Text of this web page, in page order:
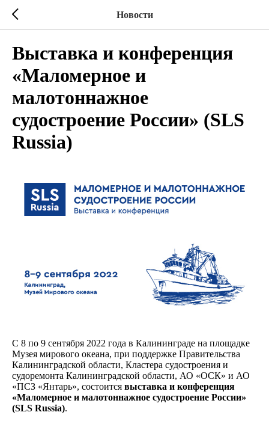
Новости
Выставка и конференция
«Маломерное и
малотоннажное
судостроение России» (SLS
Russia)
С 8 по 9 сентября 2022 года в Калининграде на площадке
Музея мирового океана, при поддержке Правительства
Калининградской области, Кластера судостроения и
судоремонта Калининградской области, АО «ОСК» и АО
«ПСЗ «Янтарь», состоится выставка и конференция
«Маломерное и малотоннажное судостроение России»
(SLS Russia).